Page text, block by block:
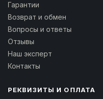
Гарантии
Возврат и обмен
Вопросы и ответы
Отзывы
Наш эксперт
Контакты
РЕКВИЗИТЫ И ОПЛАТА